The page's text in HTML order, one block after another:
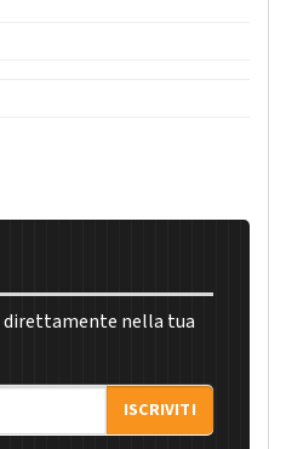
direttamente nella tua
ISCRIVITI